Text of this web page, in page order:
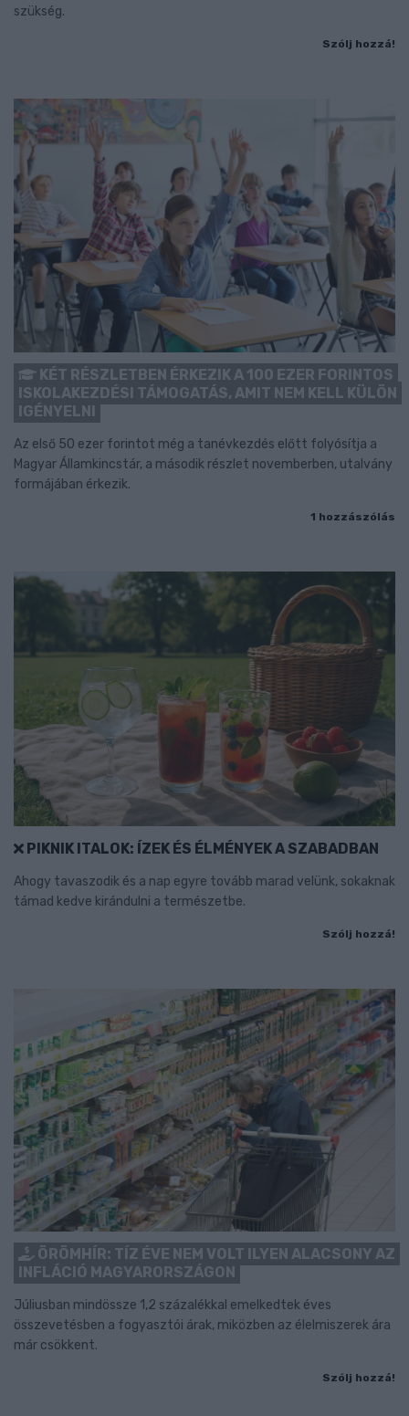
szükség.
Szólj hozzá!
KÉT RÉSZLETBEN ÉRKEZIK A 100 EZER FORINTOS
ISKOLAKEZDÉSI TÁMOGATÁS, AMIT NEM KELL KÜLÖN
IGÉNYELNI
Az első 50 ezer forintot még a tanévkezdés előtt folyósítja a
Magyar Államkincstár, a második részlet novemberben, utalvány
formájában érkezik.
1 hozzászólás
PIKNIK ITALOK: ÍZEK ÉS ÉLMÉNYEK A SZABADBAN
Ahogy tavaszodik és a nap egyre tovább marad velünk, sokaknak
támad kedve kirándulni a természetbe.
Szólj hozzá!
ÖRÖMHÍR: TÍZ ÉVE NEM VOLT ILYEN ALACSONY AZ
INFLÁCIÓ MAGYARORSZÁGON
Júliusban mindössze 1,2 százalékkal emelkedtek éves
összevetésben a fogyasztói árak, miközben az élelmiszerek ára
már csökkent.
Szólj hozzá!